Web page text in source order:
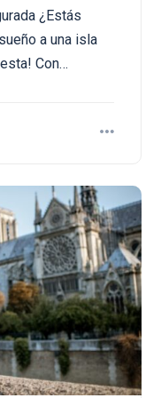
¿Estás
a una isla
Con…